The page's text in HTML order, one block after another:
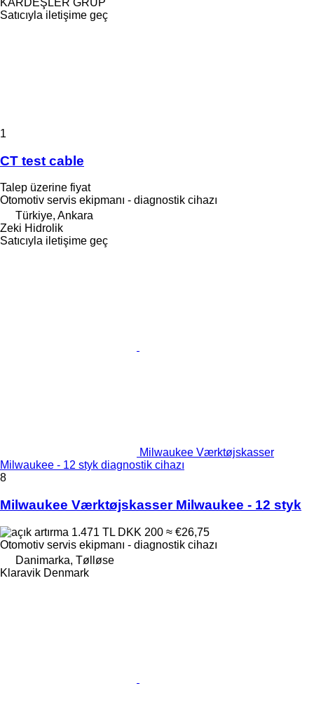
KARDEŞLER GRUP
Satıcıyla iletişime geç
1
CT test cable
Talep üzerine fiyat
Otomotiv servis ekipmanı - diagnostik cihazı
Türkiye, Ankara
Zeki Hidrolik
Satıcıyla iletişime geç
Milwaukee Værktøjskasser
Milwaukee - 12 styk diagnostik cihazı
8
Milwaukee Værktøjskasser Milwaukee - 12 styk
1.471 TL DKK 200 ≈ €26,75
Otomotiv servis ekipmanı - diagnostik cihazı
Danimarka, Tølløse
Klaravik Denmark